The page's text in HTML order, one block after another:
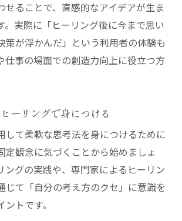
せることで、直感的なアイデアが生ま
。実際に「ヒーリング後に今まで思い
策が浮かんだ」という利用者の体験も
仕事の場面での創造力向上に役立つ方
ーリングで身につける
して柔軟な思考法を身につけるために
定観念に気づくことから始めましょ
ングの実践や、専門家によるヒーリン
じて「自分の考え方のクセ」に意識を
トです。